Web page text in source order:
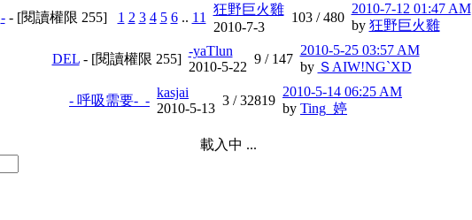
-- [閱讀權限 255] 1 2 3 4 5 6.. 11
狂野巨火雞
2010-7-3
103 /480
2010-7-12 01:47 AM
by 狂野巨火雞
DEL- [閱讀權限 255]
-yaTlun
2010-5-22
9 / 147
2010-5-25 03:57 AM
by ＳAIW!NG`XD
- 呼吸需要-_-
kasjai
2010-5-13
3 /32819
2010-5-14 06:25 AM
by Ting_婷
載入中 ...